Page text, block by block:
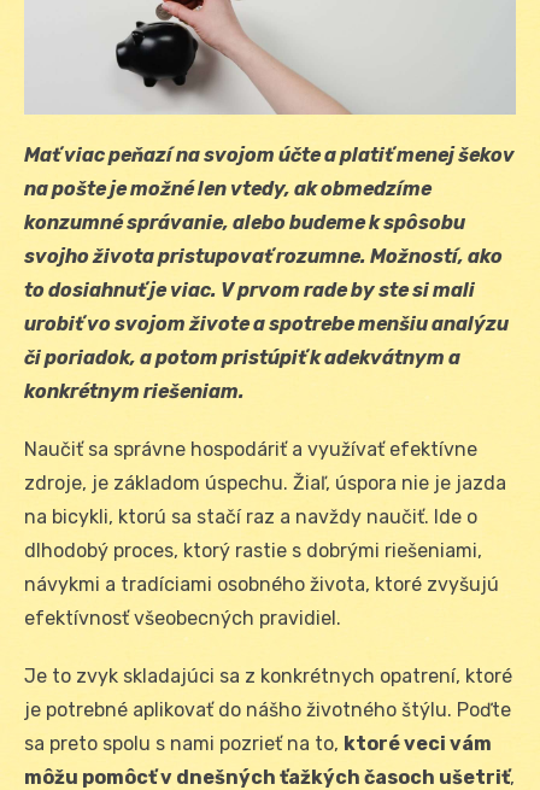
Mať viac peňazí na svojom účte a platiť menej šekov
na pošte je možné len vtedy, ak obmedzíme
konzumné správanie, alebo budeme k spôsobu
svojho života pristupovať rozumne. Možností, ako
to dosiahnuť je viac. V prvom rade by ste si mali
urobiť vo svojom živote a spotrebe menšiu analýzu
či poriadok, a potom pristúpiť k adekvátnym a
konkrétnym riešeniam.
Naučiť sa správne hospodáriť a využívať efektívne
zdroje, je základom úspechu. Žiaľ, úspora nie je jazda
na bicykli, ktorú sa stačí raz a navždy naučiť. Ide o
dlhodobý proces, ktorý rastie s dobrými riešeniami,
návykmi a tradíciami osobného života, ktoré zvyšujú
efektívnosť všeobecných pravidiel.
Je to zvyk skladajúci sa z konkrétnych opatrení, ktoré
je potrebné aplikovať do nášho životného štýlu. Poďte
sa preto spolu s nami pozrieť na to, ktoré veci vám
môžu pomôcť v dnešných ťažkých časoch ušetriť,